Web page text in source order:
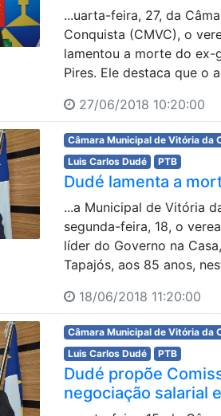
...uarta-feira, 27, da
Conquista (CMVC), o
lamentou a morte do ex-
Pires. Ele destaca que o
27/06/2018 10:20:00
Câmara Municipal de Vitória da
Luis Carlos Dudé
PTB
Dudé lamenta a
...a Municipal de Vitória
segunda-feira, 18, o
líder do Governo na
Tapajós, aos 85 anos,
18/06/2018 11:20:00
Câmara Municipal de Vitória da
Luis Carlos Dudé
PTB
Dudé propõe
negociação salarial